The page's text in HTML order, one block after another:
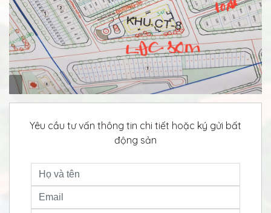
Yêu cầu tư vấn thông tin chi tiết hoặc ký gửi bất
động sản